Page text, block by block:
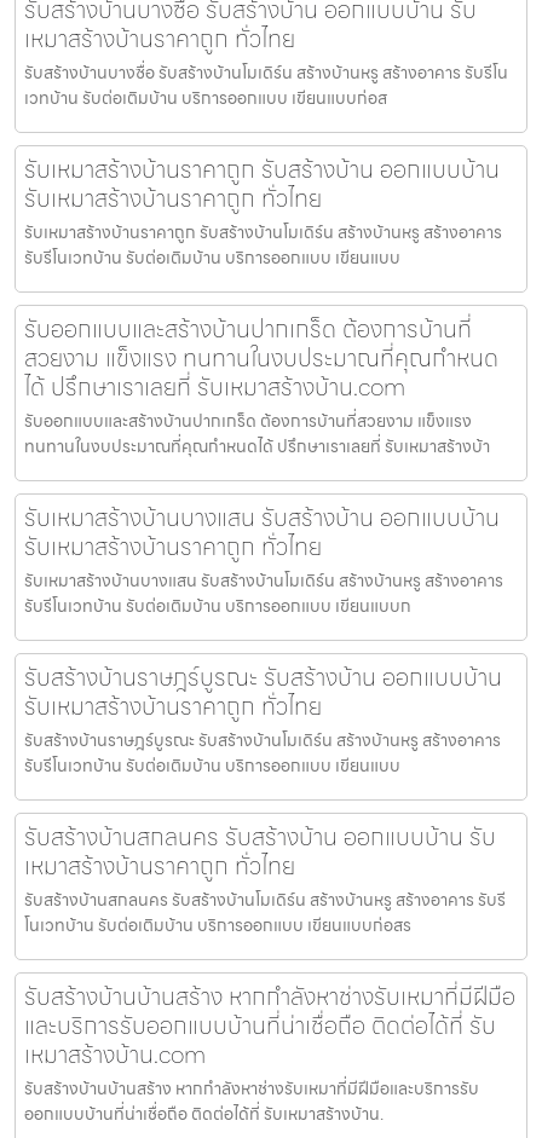
รับสร้างบ้านบางซื่อ รับสร้างบ้าน ออกแบบบ้าน รับ
เหมาสร้างบ้านราคาถูก ทั่วไทย
รับสร้างบ้านบางซื่อ รับสร้างบ้านโมเดิร์น สร้างบ้านหรู สร้างอาคาร รับรีโน
เวทบ้าน รับต่อเติมบ้าน บริการออกแบบ เขียนแบบก่อส
รับเหมาสร้างบ้านราคาถูก รับสร้างบ้าน ออกแบบบ้าน
รับเหมาสร้างบ้านราคาถูก ทั่วไทย
รับเหมาสร้างบ้านราคาถูก รับสร้างบ้านโมเดิร์น สร้างบ้านหรู สร้างอาคาร
รับรีโนเวทบ้าน รับต่อเติมบ้าน บริการออกแบบ เขียนแบบ
รับออกแบบและสร้างบ้านปากเกร็ด ต้องการบ้านที่
สวยงาม แข็งแรง ทนทานในงบประมาณที่คุณกำหนด
ได้ ปรึกษาเราเลยที่ รับเหมาสร้างบ้าน.com
รับออกแบบและสร้างบ้านปากเกร็ด ต้องการบ้านที่สวยงาม แข็งแรง
ทนทานในงบประมาณที่คุณกำหนดได้ ปรึกษาเราเลยที่ รับเหมาสร้างบ้า
รับเหมาสร้างบ้านบางแสน รับสร้างบ้าน ออกแบบบ้าน
รับเหมาสร้างบ้านราคาถูก ทั่วไทย
รับเหมาสร้างบ้านบางแสน รับสร้างบ้านโมเดิร์น สร้างบ้านหรู สร้างอาคาร
รับรีโนเวทบ้าน รับต่อเติมบ้าน บริการออกแบบ เขียนแบบก
รับสร้างบ้านราษฎร์บูรณะ รับสร้างบ้าน ออกแบบบ้าน
รับเหมาสร้างบ้านราคาถูก ทั่วไทย
รับสร้างบ้านราษฎร์บูรณะ รับสร้างบ้านโมเดิร์น สร้างบ้านหรู สร้างอาคาร
รับรีโนเวทบ้าน รับต่อเติมบ้าน บริการออกแบบ เขียนแบบ
รับสร้างบ้านสกลนคร รับสร้างบ้าน ออกแบบบ้าน รับ
เหมาสร้างบ้านราคาถูก ทั่วไทย
รับสร้างบ้านสกลนคร รับสร้างบ้านโมเดิร์น สร้างบ้านหรู สร้างอาคาร รับรี
โนเวทบ้าน รับต่อเติมบ้าน บริการออกแบบ เขียนแบบก่อสร
รับสร้างบ้านบ้านสร้าง หากกำลังหาช่างรับเหมาที่มีฝีมือ
และบริการรับออกแบบบ้านที่น่าเชื่อถือ ติดต่อได้ที่ รับ
เหมาสร้างบ้าน.com
รับสร้างบ้านบ้านสร้าง หากกำลังหาช่างรับเหมาที่มีฝีมือและบริการรับ
ออกแบบบ้านที่น่าเชื่อถือ ติดต่อได้ที่ รับเหมาสร้างบ้าน.